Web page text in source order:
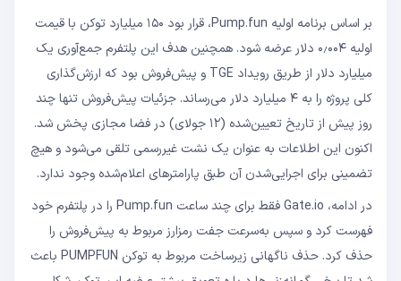
بر اساس برنامه اولیه Pump.fun، قرار بود ۱۵۰ میلیارد توکن با قیمت
اولیه ۰٫۰۰۴ دلار عرضه شود. همچنین هدف این پلتفرم جمع‌آوری یک
میلیارد دلار از طریق رویداد TGE و پیش‌فروش بود که ارزش‌گذاری
کلی پروژه را به ۴ میلیارد دلار می‌رساند. جزئیات پیش‌فروش تنها چند
روز پیش از تاریخ تعیین‌شده (۱۲ جولای) در فضا مجازی پخش شد.
اکنون این اطلاعات به عنوان یک نشت غیررسمی تلقی می‌شود و هیچ
تضمینی برای اجرایی‌شدن آن طبق پارامترهای اعلام‌شده وجود ندارد.
در ادامه، Gate.io فقط برای چند ساعت Pump.fun را در پلتفرم خود
فهرست کرد و سپس به‌سرعت جفت رمز‌ارز مربوط به پیش‌فروش را
حذف کرد. حذف ناگهانی زیرساخت مربوط به توکن PUMPFUN باعث